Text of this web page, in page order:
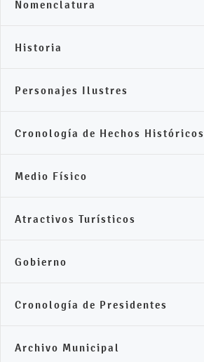
Nomenclatura
Historia
Personajes Ilustres
Cronología de Hechos Históricos
Medio Físico
Atractivos Turísticos
Gobierno
Cronología de Presidentes
Archivo Municipal